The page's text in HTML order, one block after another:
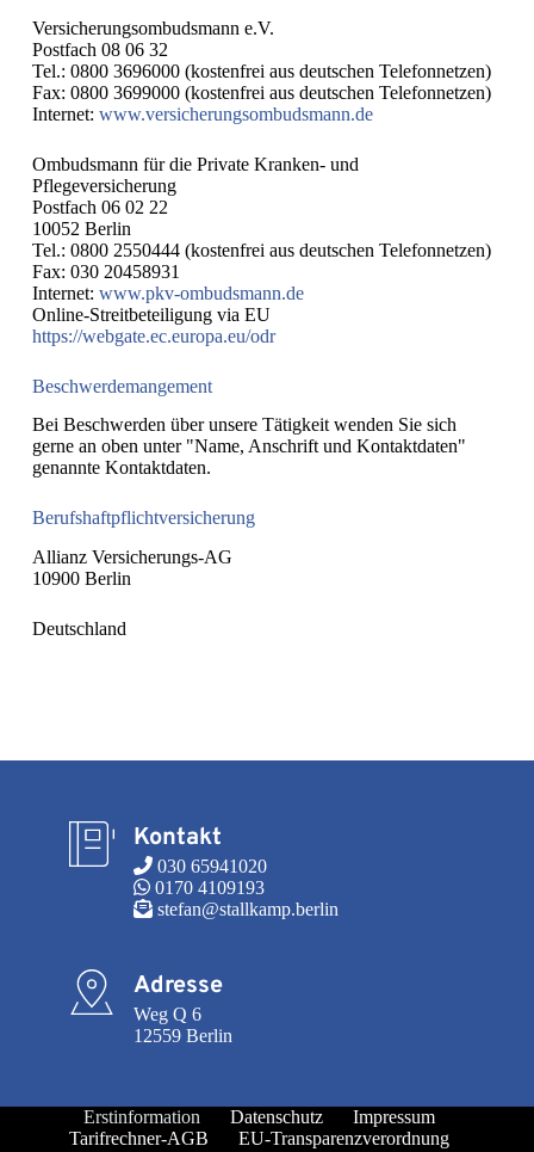
Versicherungsombudsmann e.V.
Postfach 08 06 32
Tel.: 0800 3696000 (kostenfrei aus deutschen Telefonnetzen)
Fax: 0800 3699000 (kostenfrei aus deutschen Telefonnetzen)
Internet: www.versicherungsombudsmann.de
Ombudsmann für die Private Kranken- und
Pflegeversicherung
Postfach 06 02 22
10052 Berlin
Tel.: 0800 2550444 (kostenfrei aus deutschen Telefonnetzen)
Fax: 030 20458931
Internet: www.pkv-ombudsmann.de
Online-Streitbeteiligung via EU
https://webgate.ec.europa.eu/odr
Beschwerdemangement
Bei Beschwerden über unsere Tätigkeit wenden Sie sich
gerne an oben unter "Name, Anschrift und Kontaktdaten"
genannte Kontaktdaten.
Berufshaftpflichtversicherung
Allianz Versicherungs-AG
10900 Berlin
Deutschland
Kontakt
030 65941020
0170 4109193
stefan@stallkamp.berlin
Adresse
Weg Q 6
12559 Berlin
Erstinformation Datenschutz
Impressum
Tarifrechner-AGB
EU-Transparenzverordnung